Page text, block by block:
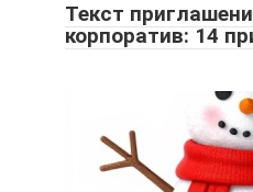
Текст
корпоратив: 14